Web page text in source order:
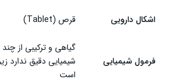
اشکال دارویی قرص (Tablet)
فرمول شیمیایی
گیاهی و ترکیبی از
شیمیایی دقیق ندارد
است